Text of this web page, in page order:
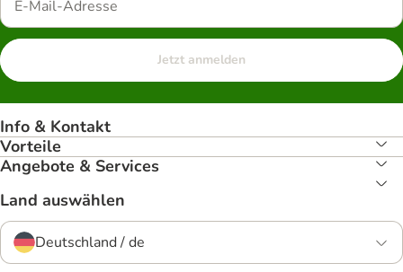
Jetzt anmelden
Info & Kontakt
Vorteile
Angebote & Services
Land auswählen
Deutschland / de